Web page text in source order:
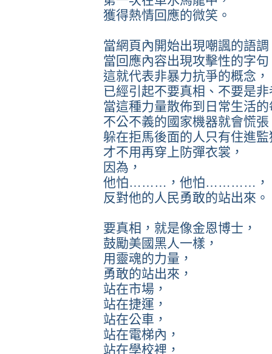
獲得熱情回應的微笑。
當網頁內開始出現嘲諷的語調
當回應內容出現攻擊性的字句
這就代表非暴力抗爭的概念，
已經引起不要真相、不要是
當這種力量散佈到日常生活
不公不義的國家機器就會慌張
躲在拒馬後面的人只有住進監
才不用再穿上防彈衣裳，
因為，
他怕………，他怕…………，
反對他的人民勇敢的站出來。
要真相，就是像金恩博士，
鼓勵美國黑人一樣，
用靈魂的力量，
勇敢的站出來，
站在市場，
站在捷運，
站在公車，
站在電梯內，
站在學校裡，